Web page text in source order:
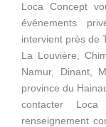
Loca Concept
événements
intervient près de
La Louvière,
Namur, Dinant,
province du
contacter
renseignement